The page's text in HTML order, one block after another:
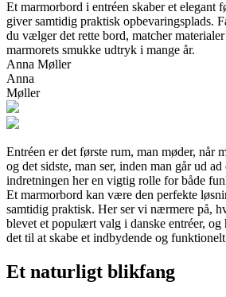
Et marmorbord i entréen skaber et elegant
giver samtidig praktisk opbevaringsplads.
du vælger det rette bord, matcher
marmorets smukke udtryk i mange år.
Anna Møller
Anna
Møller
Entréen er det første rum, man møder, når
og det sidste, man ser, inden man går ud
indretningen her en vigtig rolle for både
Et marmorbord kan være den perfekte
samtidig praktisk. Her ser vi nærmere på,
blevet et populært valg i danske entréer,
det til at skabe et indbydende og
Et naturligt blikfang